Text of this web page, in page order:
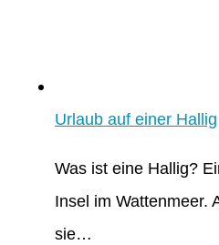
Urlaub auf einer Hallig
Was ist eine Hallig?
Insel im Wattenmeer.
sie…